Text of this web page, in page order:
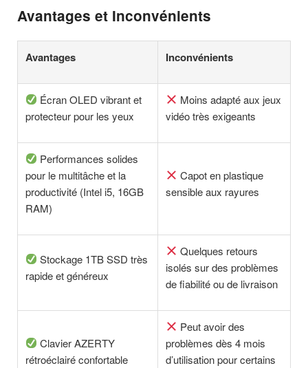
Avantages et Inconvénients
Avantages Inconvénients
Écran OLED vibrant et
protecteur pour les yeux
Moins adapté aux jeux
vidéo très exigeants
Performances solides
pour le multitâche et la
productivité (Intel i5, 16GB
RAM)
Capot en plastique
sensible aux rayures
Stockage 1TB SSD très
rapide et généreux
Quelques retours
isolés sur des problèmes
de fiabilité ou de livraison
Clavier AZERTY
rétroéclairé confortable
Peut avoir des
problèmes dès 4 mois
d’utilisation pour certains